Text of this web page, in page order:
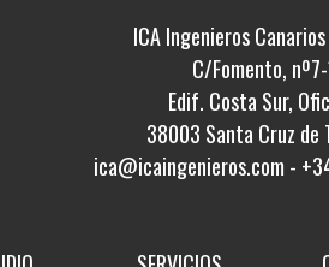
ICA Ingenieros
C/Fomento,
Edif. Costa Sur,
38003 Santa Cruz de
ica@icaingenieros.com -